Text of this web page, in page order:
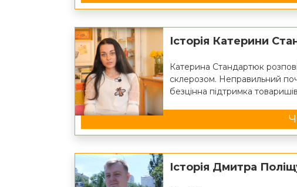
Історія Катерини
Катерина Стандартюк
склерозом. Неправильний
безцінна підтримка
Історія Дмитра